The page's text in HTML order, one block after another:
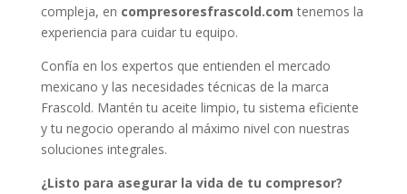
compleja, en compresoresfrascold.com tenemos la
experiencia para cuidar tu equipo.
Confía en los expertos que entienden el mercado
mexicano y las necesidades técnicas de la marca
Frascold. Mantén tu aceite limpio, tu sistema eficiente
y tu negocio operando al máximo nivel con nuestras
soluciones integrales.
¿Listo para asegurar la vida de tu compresor?